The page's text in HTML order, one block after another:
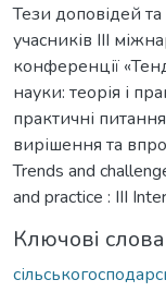
Тези доповідей
учасників IIІ
конференції
науки: теорія і
практичні
вирішення та
Trends and
and practice : III
Ключові слова